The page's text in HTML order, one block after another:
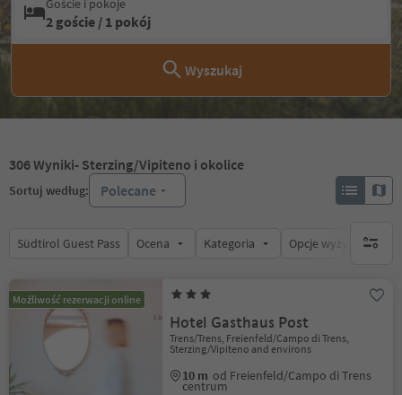
Goście i pokoje
2 goście / 1 pokój
Wyszukaj
306Wyniki- Sterzing/Vipiteno i okolice
Sortuj według: Polecane
Südtirol Guest Pass Ocena Kategoria Opcje wyżywieniabrak
Możliwość rezerwacji online
Hotel Gasthaus Post
Trens/Trens, Freienfeld/Campo di Trens,
Sterzing/Vipiteno and environs
10 m od Freienfeld/Campo di Trens
centrum